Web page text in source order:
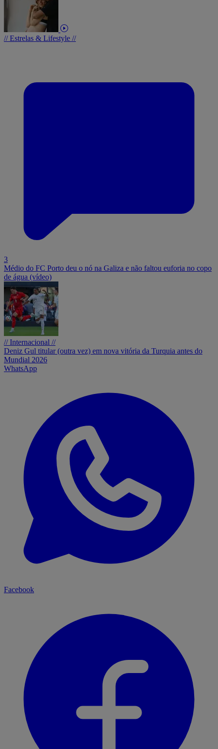
// Estrelas & Lifestyle //
3
Médio do FC Porto deu o nó na Galiza e não faltou euforia no copo
de água (vídeo)
// Internacional //
Deniz Gul titular (outra vez) em nova vitória da Turquia antes do
Mundial 2026
WhatsApp
Facebook